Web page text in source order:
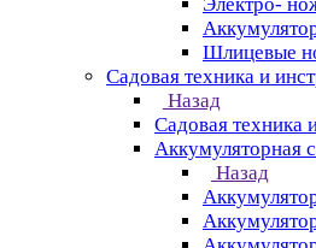
Шлицевые
Cадовая техника и
Назад
Cадовая техника
Аккумуляторная
Назад